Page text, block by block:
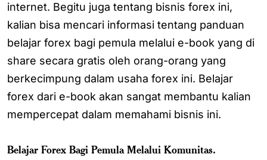
internet. Begitu juga tentang bisnis forex ini,
kalian bisa mencari informasi tentang panduan
belajar forex bagi pemula melalui e-book yang di
share secara gratis oleh orang-orang yang
berkecimpung dalam usaha forex ini. Belajar
forex dari e-book akan sangat membantu kalian
mempercepat dalam memahami bisnis ini.
Belajar Forex Bagi Pemula Melalui Komunitas.